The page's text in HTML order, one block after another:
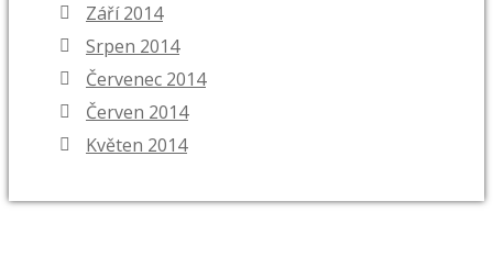
Září 2014
Srpen 2014
Červenec 2014
Červen 2014
Květen 2014